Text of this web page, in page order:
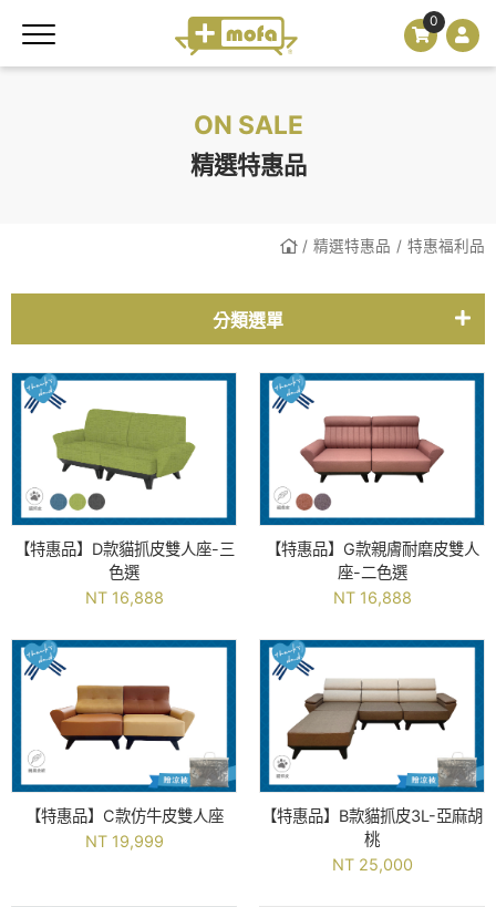
0
ON SALE
精選特惠品
精選特惠品 特惠福利品
分類選單
熱門款式。快速下單
基本五色皮
【特惠品】D款貓抓皮雙人座-三
色選
NT 16,888
【特惠品】G款親膚耐磨皮雙人
座-二色選
NT 16,888
【特惠品】C款仿牛皮雙人座
NT 19,999
【特惠品】B款貓抓皮3L-亞麻胡
桃
NT 25,000